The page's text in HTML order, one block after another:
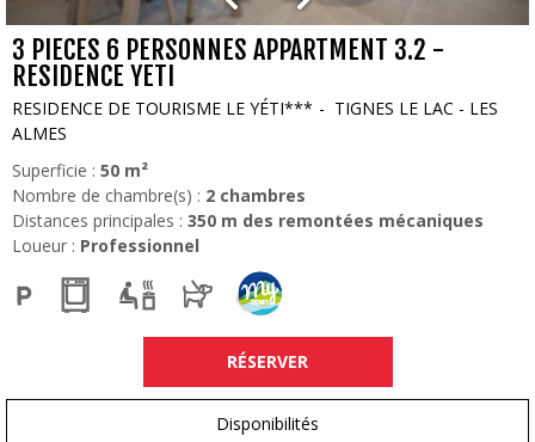
3 PIECES 6 PERSONNES APPARTMENT 3.2 -
RESIDENCE YETI
RESIDENCE DE TOURISME LE YÉTI***
TIGNES LE LAC - LES
ALMES
Superficie : 50 m²
Nombre de chambre(s) : 2 chambres
Distances principales : 350 m des remontées mécaniques
Loueur : Professionnel
RÉSERVER
Disponibilités